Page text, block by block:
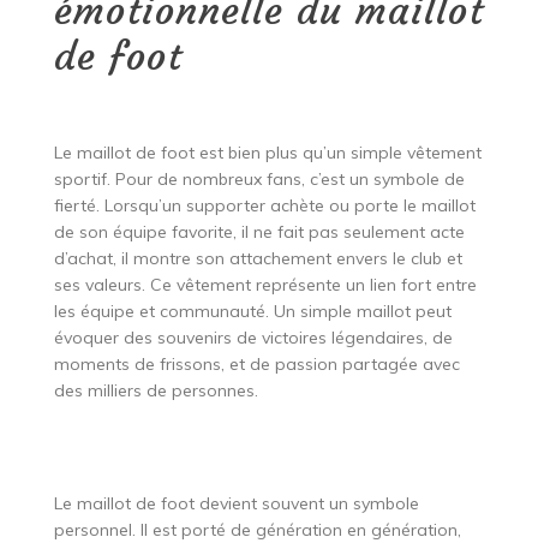
émotionnelle du maillot
de foot
Le maillot de foot est bien plus qu’un simple vêtement
sportif. Pour de nombreux fans, c’est un symbole de
fierté. Lorsqu’un supporter achète ou porte le maillot
de son équipe favorite, il ne fait pas seulement acte
d’achat, il montre son attachement envers le club et
ses valeurs. Ce vêtement représente un lien fort entre
les équipe et communauté. Un simple maillot peut
évoquer des souvenirs de victoires légendaires, de
moments de frissons, et de passion partagée avec
des milliers de personnes.
Le maillot de foot devient souvent un symbole
personnel. Il est porté de génération en génération,